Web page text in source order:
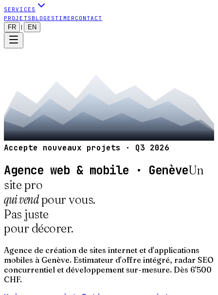
SERVICES
PROJETS BLOG ESTIMER CONTACT
FR EN
Accepte nouveaux projets · Q3 2026
Agence web & mobile · GenèveUn
site pro
qui vendpour vous.
Pas juste
pour décorer.
Agence de création de sites internet et d'applications
mobiles à Genève. Estimateur d'offre intégré, radar SEO
concurrentiel et développement sur-mesure. Dès 6'500
CHF.